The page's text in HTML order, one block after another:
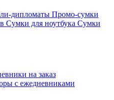
дипломаты Промо-сумки
Сумки для ноутбука Сумки
на заказ
с ежедневниками